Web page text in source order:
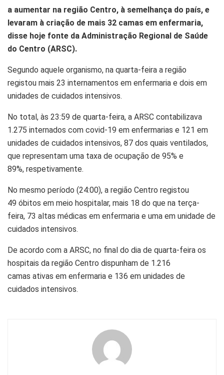
a aumentar na região Centro, à semelhança do país, e
levaram à criação de mais 32 camas em enfermaria,
disse hoje fonte da Administração Regional de Saúde
do Centro (ARSC).
Segundo aquele organismo, na quarta-feira a região
registou mais 23 internamentos em enfermaria e dois em
unidades de cuidados intensivos.
No total, às 23:59 de quarta-feira, a ARSC contabilizava
1.275 internados com covid-19 em enfermarias e 121 em
unidades de cuidados intensivos, 87 dos quais ventilados,
que representam uma taxa de ocupação de 95% e
89%, respetivamente.
No mesmo período (24:00), a região Centro registou
49 óbitos em meio hospitalar, mais 18 do que na terça-
feira, 73 altas médicas em enfermaria e uma em unidade de
cuidados intensivos.
De acordo com a ARSC, no final do dia de quarta-feira os
hospitais da região Centro dispunham de 1.216
camas ativas em enfermaria e 136 em unidades de
cuidados intensivos.